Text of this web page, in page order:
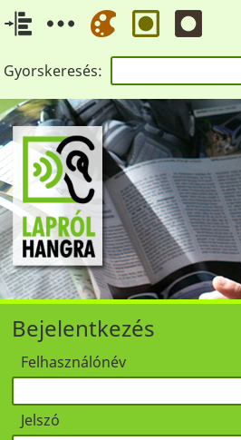
Gyorskeresés:
Bejelentkezés
Felhasználónév
Jelszó